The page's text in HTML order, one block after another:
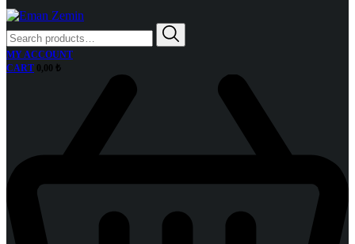
Search
for:
MY ACCOUNT
CART
0,00 ₺